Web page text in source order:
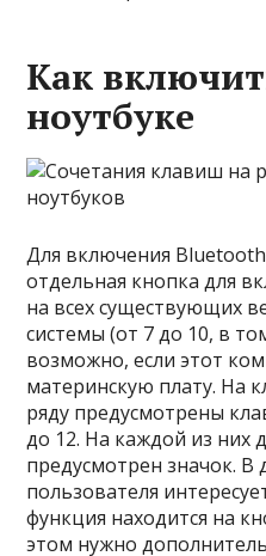
Как
ноутбуке
Для включения
отдельная кнопка для
на всех существующих
системы (от 7 до 10, в
возможно, если этот
материнскую плату. На
ряду предусмотрены
до 12. На каждой из них
предусмотрен значок. В
пользователя
функция находится на
этом нужно